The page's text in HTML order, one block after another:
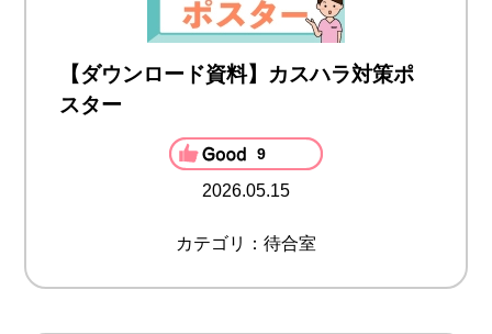
【ダウンロード資料】カスハラ対策ポ
スター
9
2026.05.15
カテゴリ：待合室